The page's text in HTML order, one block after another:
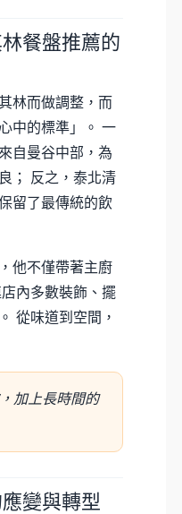
餐盤推薦的
林而做調整，而
中的標準」。 一
自曼谷中部，為
； 反之，泰北清
留了最傳統的飲
他不僅帶著主廚
內多數裝飾、擺
從味道到空間，
加上長時間的
變與轉型